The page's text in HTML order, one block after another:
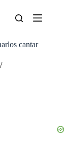
cantar